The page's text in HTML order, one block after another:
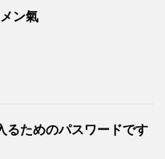
ン氣
るためのパスワードです